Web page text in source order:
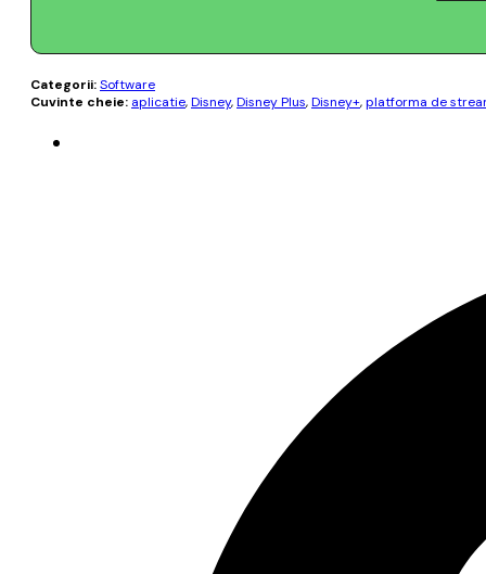
Categorii:Software
Cuvinte cheie: aplicatie,Disney,Disney Plus,Disney+,platforma de